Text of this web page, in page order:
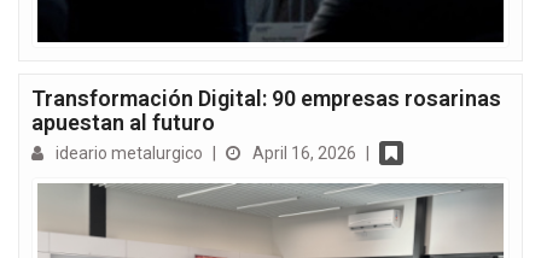
Transformación Digital: 90 empresas rosarinas
apuestan al futuro
ideario metalurgico | April 16, 2026 |